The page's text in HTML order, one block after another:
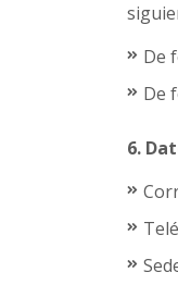
De
De
6.